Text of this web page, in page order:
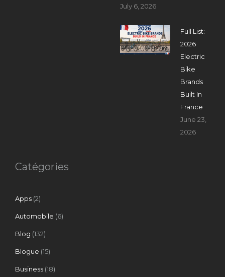
July 6, 2026
Full List:
2026
Electric
Bike
Brands
Built In
France
June 23,
2026
Catégories
Apps (2)
Automobile (6)
Blog (132)
Blogue (15)
Business (18)